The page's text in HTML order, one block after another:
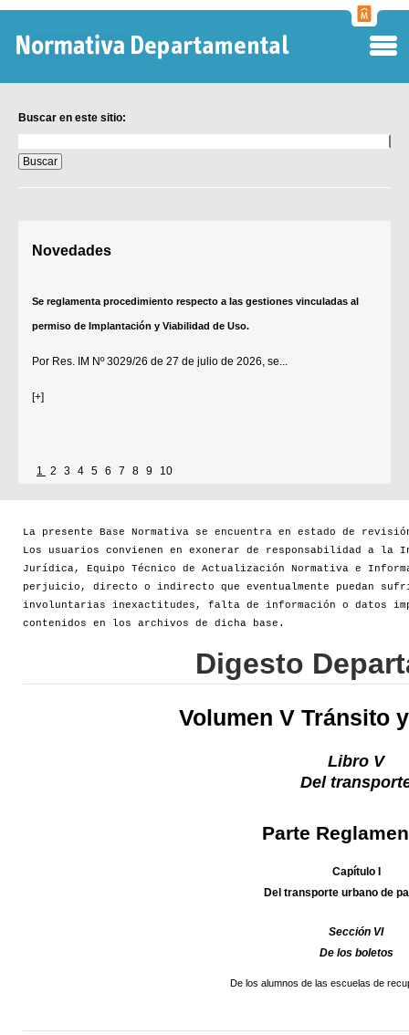
Buscar en este sitio:
en
este
sitio:
Novedades
Se reglamenta procedimiento respecto a las gestiones vinculadas al
permiso de Implantación y Viabilidad de Uso.
Por Res. IM Nº 3029/26 de 27 de julio de 2026, se...
[+]
1 2 3 4 5 6 7 8 9 10
La presente Base Normativa se encuentra en estado de
Los usuarios convienen en exonerar de responsabilidad a la
Jurídica, Equipo Técnico de Actualización Normativa e
perjuicio, directo o indirecto que eventualmente puedan
involuntarias inexactitudes, falta de información o datos
contenidos en los archivos de dicha base.
Digesto
Volumen V Tránsito
Libro V
Del
Parte
Capítulo I
Del transporte urbano de
Sección VI
De los boletos
De los alumnos de las escuelas de